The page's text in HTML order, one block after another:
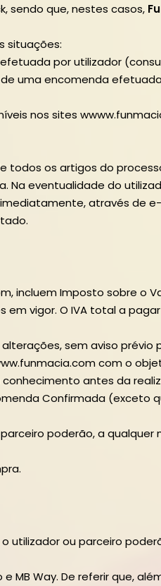
sendo que, nestes casos,
situações:
por utilizador
uma encomenda
nos sites
todos os artigos do
eventualidade do
imediatamente, através de e-
incluem Imposto sobre o
em vigor. O IVA total a
sem aviso prévio
com o
antes da
Confirmada (exceto
poderão, a
utilizador ou parceiro
MB Way. De referir que,